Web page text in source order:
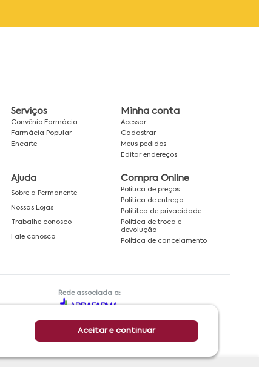
Aceitar e continuar
Serviços
Convênio Farmácia
Farmácia Popular
Encarte
Minha conta
Acessar
Cadastrar
Meus pedidos
Editar endereços
Ajuda
Sobre a Permanente
Nossas Lojas
Trabalhe conosco
Fale conosco
Compra Online
Política de preços
Política de entrega
Polítitca de privacidade
Política de troca e
devolução
Política de cancelamento
Rede associada a: